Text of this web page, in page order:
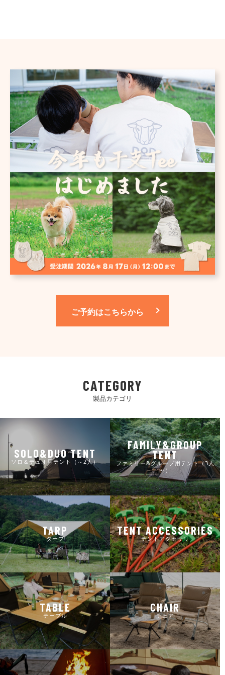
ご予約はこちらから
CATEGORY
製品カテゴリ
SOLO&DUO TENT
ソロ＆デュオ用テント（～2人）
FAMILY&GROUP
TENT
ファミリー&グループ用テント（3人
～）
TARP
タープ
TENT ACCESSORIES
テントアクセサリ
TABLE
テーブル
CHAIR
チェア